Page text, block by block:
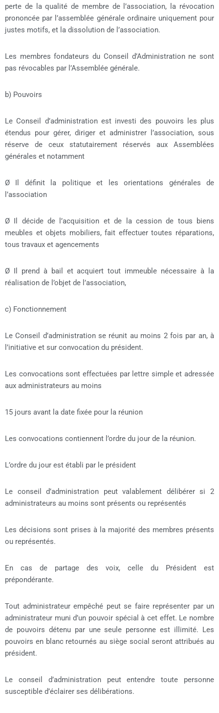
perte de la qualité de membre de l’association, la révocation
prononcée par l’assemblée générale ordinaire uniquement pour
justes motifs, et la dissolution de l’association.
Les membres fondateurs du Conseil d’Administration ne sont
pas révocables par l’Assemblée générale.
b) Pouvoirs
Le Conseil d’administration est investi des pouvoirs les plus
étendus pour gérer, diriger et administrer l’association, sous
réserve de ceux statutairement réservés aux Assemblées
générales et notamment
Ø Il définit la politique et les orientations générales de
l’association
Ø Il décide de l’acquisition et de la cession de tous biens
meubles et objets mobiliers, fait effectuer toutes réparations,
tous travaux et agencements
Ø Il prend à bail et acquiert tout immeuble nécessaire à la
réalisation de l’objet de l’association,
c) Fonctionnement
Le Conseil d’administration se réunit au moins 2 fois par an, à
l’initiative et sur convocation du président.
Les convocations sont effectuées par lettre simple et adressée
aux administrateurs au moins
15 jours avant la date fixée pour la réunion
Les convocations contiennent l’ordre du jour de la réunion.
L’ordre du jour est établi par le président
Le conseil d’administration peut valablement délibérer si 2
administrateurs au moins sont présents ou représentés
Les décisions sont prises à la majorité des membres présents
ou représentés.
En cas de partage des voix, celle du Président est
prépondérante.
Tout administrateur empêché peut se faire représenter par un
administrateur muni d’un pouvoir spécial à cet effet. Le nombre
de pouvoirs détenu par une seule personne est illimité. Les
pouvoirs en blanc retournés au siège social seront attribués au
président.
Le conseil d’administration peut entendre toute personne
susceptible d’éclairer ses délibérations.